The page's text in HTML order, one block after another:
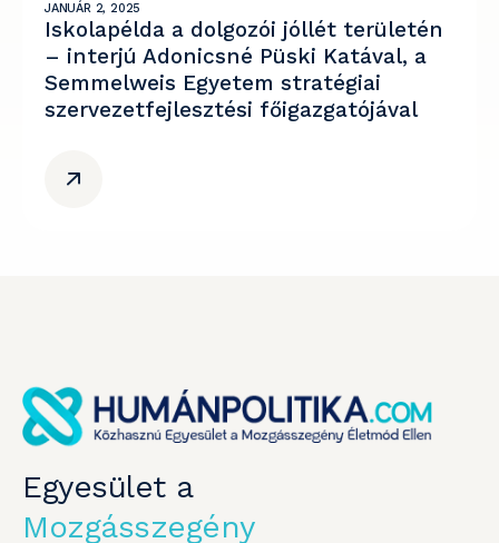
JANUÁR 2, 2025
Iskolapélda a dolgozói jóllét területén
– interjú Adonicsné Püski Katával, a
Semmelweis Egyetem stratégiai
szervezetfejlesztési főigazgatójával
Egyesület a
Mozgásszegény